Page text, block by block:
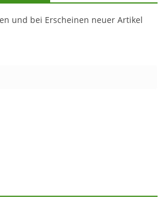
und bei Erscheinen neuer Artikel